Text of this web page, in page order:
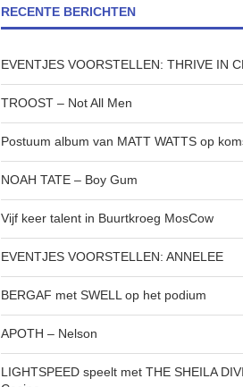
RECENTE BERICHTEN
EVENTJES VOORSTELLEN: THRIVE IN
TROOST – Not All Men
Postuum album van MATT WATTS op
NOAH TATE – Boy Gum
Vijf keer talent in Buurtkroeg MosCow
EVENTJES VOORSTELLEN: ANNELEE
BERGAF met SWELL op het podium
APOTH – Nelson
LIGHTSPEED speelt met THE SHEILA